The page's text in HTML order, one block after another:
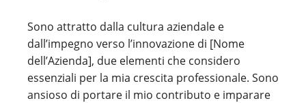
Sono attratto dalla cultura aziendale e
dall’impegno verso l’innovazione di [Nome
dell’Azienda], due elementi che considero
essenziali per la mia crescita professionale. Sono
ansioso di portare il mio contributo e imparare